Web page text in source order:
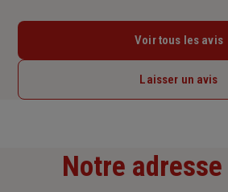
Voir tous les avis
Laisser un avis
Notre adresse